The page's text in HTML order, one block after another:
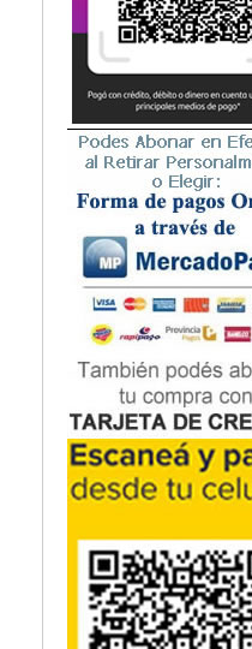
Medicina Emergencias / Urgencias
Medicina Forense / Legal
Medicina General
Medicina Interna
Microbiología
Nefrología
Neonatología / Pediatría
Neumología
Neuroanatomía / Neurociencia
Neurocirugía
Neurología
Nutrición
Odontología
Oftalmología
Oncología / Cuidados Paliativos
Ortopedía / Traumatología
Osteopatía
Otorrinolaringología
Podología
Psicología
Psiquiatría
Química